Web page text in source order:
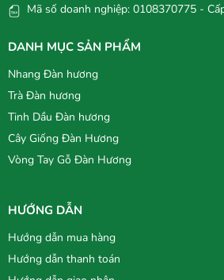
Mã số doanh nghiệp: 0108370775 -
DANH MỤC SẢN PHẨM
Nhang Đàn hương
Trà Đàn hương
Tinh Dầu Đàn hương
Cây Giống Đàn Hương
Vòng Tay Gỗ Đàn Hương
HƯỚNG DẪN
Hướng dẫn mua hàng
Hướng dẫn thanh toán